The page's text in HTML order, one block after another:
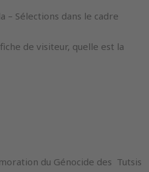
– Sélections dans le cadre
de visiteur, quelle est la
du Génocide des Tutsis